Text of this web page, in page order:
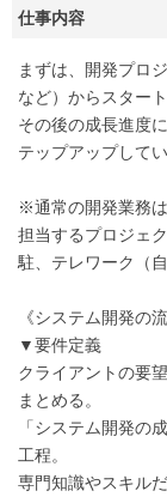
仕事内容
まずは、開発プロ
など）からスタート
その後の成長進度
テップアップしてい
※通常の開発業務
担当するプロジェ
駐、テレワーク（
《システム開発の流
▼要件定義
クライアントの要
まとめる。
「システム開発の
工程。
専門知識やスキル